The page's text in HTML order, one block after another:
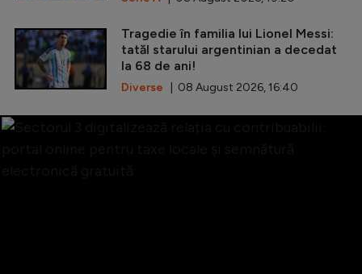
Tragedie în familia lui Lionel Messi:
tatăl starului argentinian a decedat
la 68 de ani!
Diverse | 08 August 2026, 16:40